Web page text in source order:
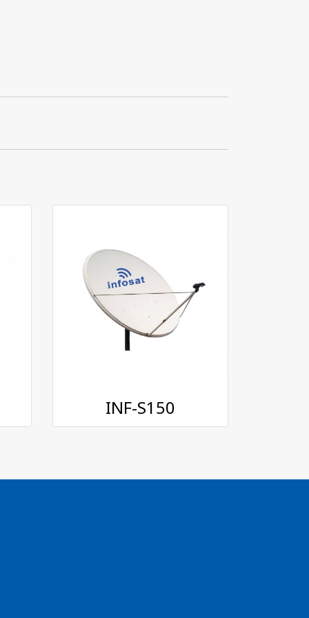
INF-S150